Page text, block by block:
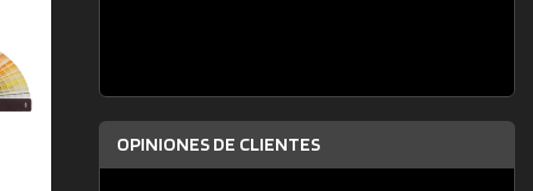
OPINIONES DE CLIENTES